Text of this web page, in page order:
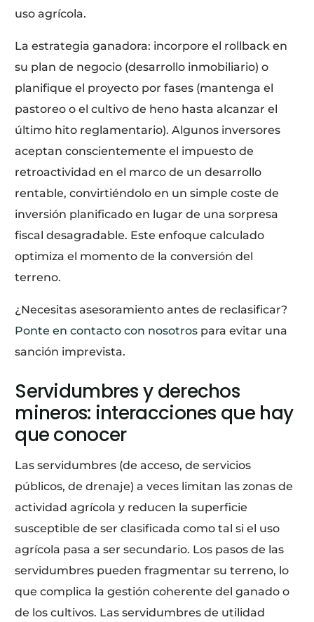
uso agrícola.
La estrategia ganadora: incorpore el rollback en
su plan de negocio (desarrollo inmobiliario) o
planifique el proyecto por fases (mantenga el
pastoreo o el cultivo de heno hasta alcanzar el
último hito reglamentario). Algunos inversores
aceptan conscientemente el impuesto de
retroactividad en el marco de un desarrollo
rentable, convirtiéndolo en un simple coste de
inversión planificado en lugar de una sorpresa
fiscal desagradable. Este enfoque calculado
optimiza el momento de la conversión del
terreno.
¿Necesitas asesoramiento antes de reclasificar?
Ponte en contacto con nosotros para evitar una
sanción imprevista.
Servidumbres y derechos
mineros: interacciones que hay
que conocer
Las servidumbres (de acceso, de servicios
públicos, de drenaje) a veces limitan las zonas de
actividad agrícola y reducen la superficie
susceptible de ser clasificada como tal si el uso
agrícola pasa a ser secundario. Los pasos de las
servidumbres pueden fragmentar su terreno, lo
que complica la gestión coherente del ganado o
de los cultivos. Las servidumbres de utilidad